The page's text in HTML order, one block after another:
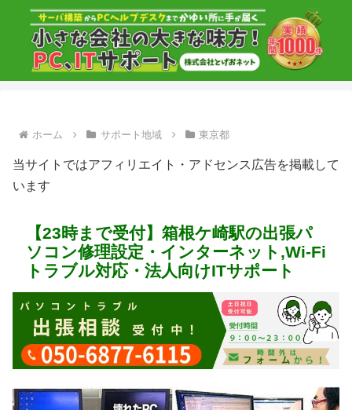
ホーム サポート地域 東京都
当サイトではアフィリエイト・アドセンス広告を掲載して
います
【23時まで受付】箱根ケ崎駅の出張パ
ソコン修理設定・インターネット,Wi-Fi
トラブル対応・法人向けITサポート